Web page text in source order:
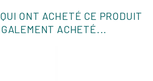
ONT ACHETÉ CE PRODUIT
ACHETÉ...